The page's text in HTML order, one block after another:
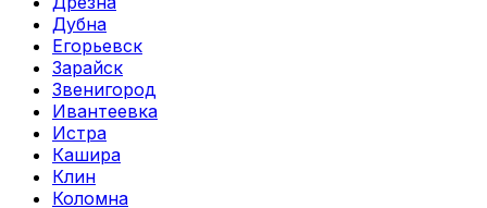
Дубна
Егорьевск
Зарайск
Звенигород
Ивантеевка
Истра
Кашира
Клин
Коломна